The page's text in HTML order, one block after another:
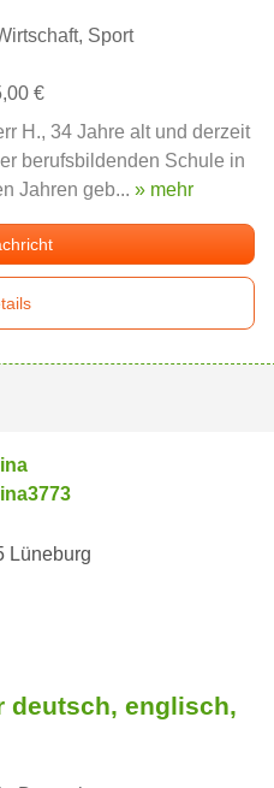
Sport
€
H., 34 Jahre alt und derzeit
berufsbildenden Schule in
Jahren geb... » mehr
Lüneburg
deutsch, englisch,